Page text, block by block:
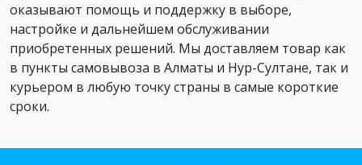
оказывают помощь и поддержку в выборе,
настройке и дальнейшем обслуживании
приобретенных решений. Мы доставляем товар как
в пункты самовывоза в Алматы и Нур-Султане, так и
курьером в любую точку страны в самые короткие
сроки.